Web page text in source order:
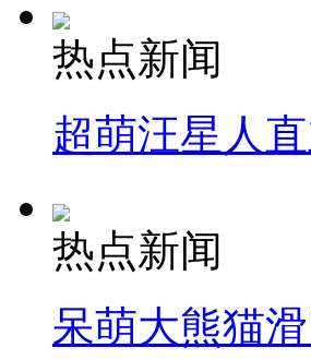
热点新闻
超萌汪星人
热点新闻
呆萌大熊猫